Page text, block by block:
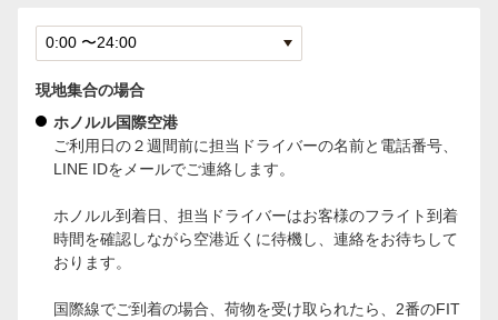
現地集合の場合
ホノルル国際空港
ご利用日の２週間前に担当ドライバーの名前と電話番号、
LINE IDをメールでご連絡します。
ホノルル到着日、担当ドライバーはお客様のフライト到着
時間を確認しながら空港近くに待機し、連絡をお待ちして
おります。
国際線でご到着の場合、荷物を受け取られたら、2番のFIT